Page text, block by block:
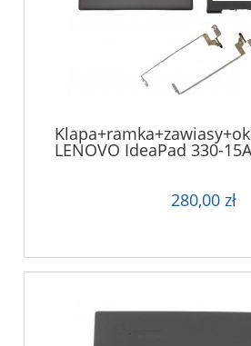
LENOVO IdeaPad 330-
280,00 zł